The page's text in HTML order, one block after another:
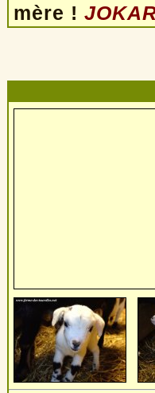
mère !